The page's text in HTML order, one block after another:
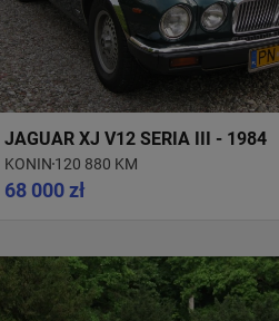
JAGUAR XJ V12 SERIA III - 1984
KONIN 120 880 KM
68 000 zł